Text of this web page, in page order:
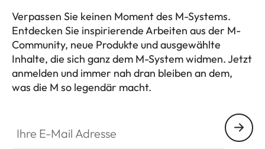
Verpassen Sie keinen Moment des M-Systems.
Entdecken Sie inspirierende Arbeiten aus der M-
Community, neue Produkte und ausgewählte
Inhalte, die sich ganz dem M-System widmen. Jetzt
anmelden und immer nah dran bleiben an dem,
was die M so legendär macht.